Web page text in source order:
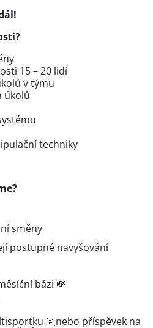
15 – 20 lidí
v týmu
techniky
směny
postupné navyšování
bázi 💸
🏃nebo příspěvek na